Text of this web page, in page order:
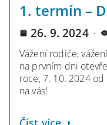
1. termín –
26. 9. 2024
Vážení rodiče,
na prvním dni
roce, 7. 10. 2024
na vás!